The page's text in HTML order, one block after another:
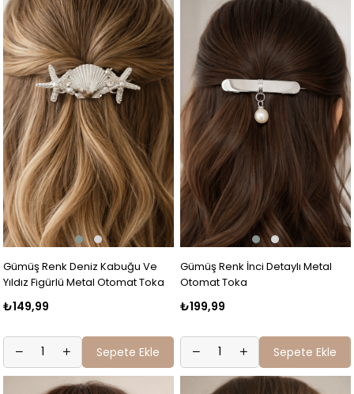
Gümüş Renk Deniz Kabuğu Ve
Yıldız Figürlü Metal Otomat Toka
₺149,99
Sepete Ekle
Gümüş Renk İnci Detaylı Metal
Otomat Toka
₺199,99
Sepete Ekle